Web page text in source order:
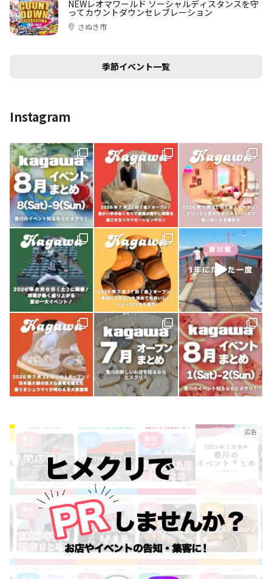
NEWレオマワールド ソーシャルディスタンスを守
ってカウントダウンセレブレーション
さぬき市
季節イベント一覧
Instagram